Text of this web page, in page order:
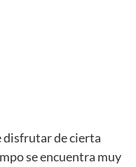
disfrutar de cierta
se encuentra muy